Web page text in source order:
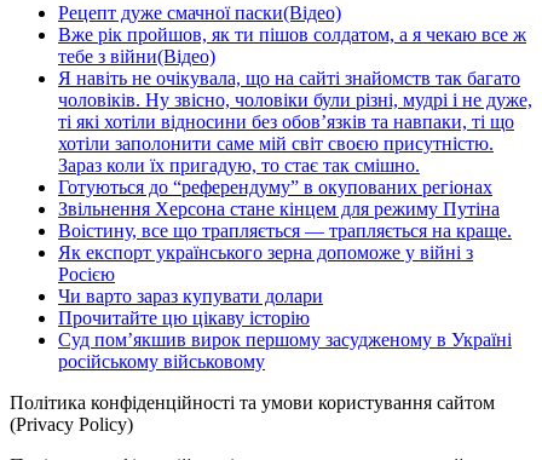
Рецепт дуже смачної паски(Відео)
Вже рік пройшов, як ти пішов солдатом, а я чекаю все ж
тебе з війни(Відео)
Я навіть не очікувала, що на сайті знайомств так багато
чоловіків. Ну звісно, чоловіки були різні, мудрі і не дуже,
ті які хотіли відносини без обов’язків та навпаки, ті що
хотіли заполонити саме мій світ своєю присутністю.
Зараз коли їх пригадую, то стає так смішно.
Готуються до “референдуму” в окупованих регіонах
Звільнення Херсона стане кінцем для режиму Путіна
Воістину, все що трапляється — трапляється на краще.
Як експорт українського зерна допоможе у війні з
Росією
Чи варто зараз купувати долари
Прочитайте цю цікаву історію
Суд пом’якшив вирок першому засудженому в Україні
російському військовому
Політика конфіденційності та умови користування сайтом
(Privacy Policy)